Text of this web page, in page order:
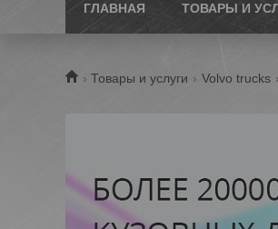
ГЛАВНАЯ ТОВАРЫ И
Товары и услуги Volvo trucks